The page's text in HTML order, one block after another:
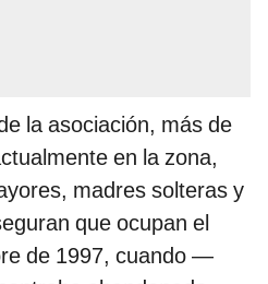
la asociación, más de
en la zona,
madres solteras y
que ocupan el
de 1997, cuando —